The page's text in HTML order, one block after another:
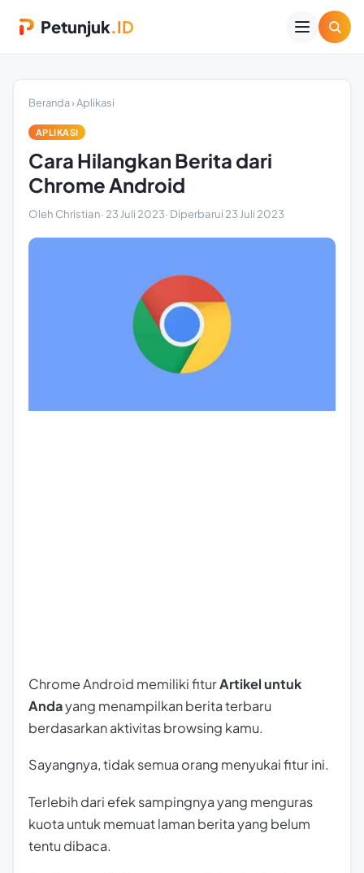
Petunjuk.ID
Beranda›Aplikasi
APLIKASI
Cara Hilangkan Berita dari
Chrome Android
Oleh Christian· 23 Juli 2023· Diperbarui 23 Juli 2023
Chrome Android memiliki fiturArtikel untuk
Andayang menampilkan berita terbaru
berdasarkan aktivitas browsing kamu.
Sayangnya, tidak semua orang menyukai fitur ini.
Terlebih dari efek sampingnya yang menguras
kuota untuk memuat laman berita yang belum
tentu dibaca.